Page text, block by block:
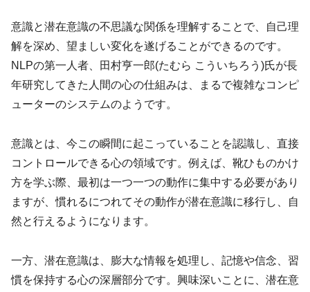
意識と潜在意識の不思議な関係を理解することで、自己理
解を深め、望ましい変化を遂げることができるのです。
NLPの第一人者、田村亨一郎(たむら こういちろう)氏が長
年研究してきた人間の心の仕組みは、まるで複雑なコンピ
ューターのシステムのようです。
意識とは、今この瞬間に起こっていることを認識し、直接
コントロールできる心の領域です。例えば、靴ひものかけ
方を学ぶ際、最初は一つ一つの動作に集中する必要があり
ますが、慣れるにつれてその動作が潜在意識に移行し、自
然と行えるようになります。
一方、潜在意識は、膨大な情報を処理し、記憶や信念、習
慣を保持する心の深層部分です。興味深いことに、潜在意